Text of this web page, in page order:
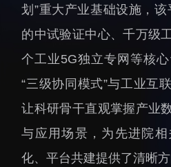
教育概况
招生信息
学位培养
学生工作
学生就业
教育动态
划”重大产业基础设施，
的中试验证中心、千万级
个工业5G独立专网等核
“三级协同模式”与工业互
让科研骨干直观掌握产业
与应用场景，为先进院
化、平台共建提供了清晰方